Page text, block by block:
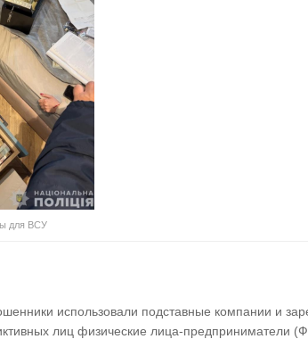
для ВСУ
использовали подставные компании и
лиц физические лица-предприниматели